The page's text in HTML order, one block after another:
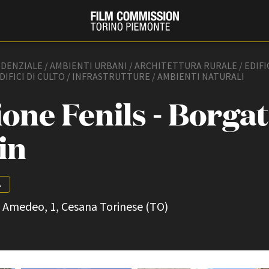
Società di produzione
Attrici-Attori
Beginners
Festival
/ AMBIENTI URBANI / ARCHITETTURA RURALE /
DI CULTO / INFRASTRUTTURE / AMBIENTI NATURALI
Fenils -
1, Cesana Torinese (TO)